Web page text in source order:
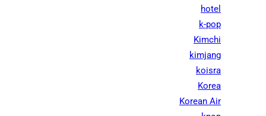
hotel
k-pop
Kimchi
kimjang
koisra
Korea
Korean Air